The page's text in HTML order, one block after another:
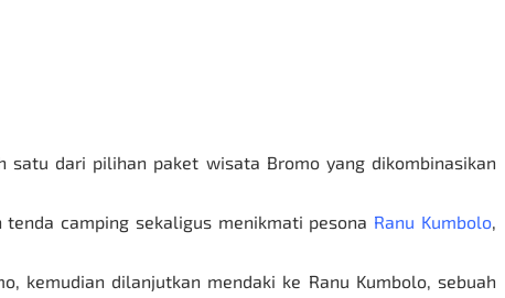
satu dari pilihan paket wisata Bromoyang dikombinasikan
camping sekaligus menikmati pesona Ranu Kumbolo,
, kemudian dilanjutkan mendaki ke Ranu Kumbolo, sebuah